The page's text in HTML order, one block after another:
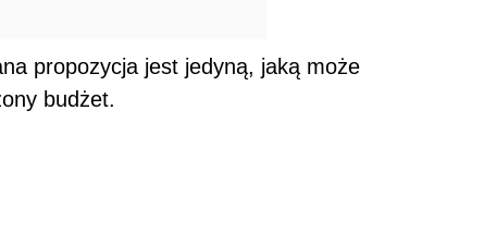
propozycja jest jedyną, jaką może
budżet.